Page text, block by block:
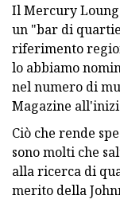
Il Mercury
un "bar di
riferimento
lo abbiamo
nel numero di
Magazine
Ciò che rende
sono molti che
alla ricerca di
merito della